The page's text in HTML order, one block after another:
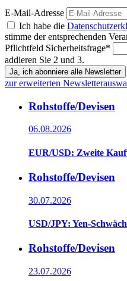
E-Mail-Adresse
Ich habe die
stimme der entsprechenden
Pflichtfeld Sicherheitsfrage*
addieren Sie 2 und 3.
Ja, ich abonniere alle Newsletter
zur erweiterten
Rohstoffe/Devisen
06.08.2026
EUR/USD: Zweite
Rohstoffe/Devisen
30.07.2026
USD/JPY: Yen-
Rohstoffe/Devisen
23.07.2026